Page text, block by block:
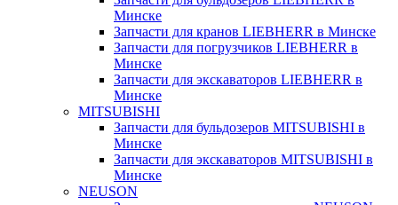
Минске
Запчасти для кранов LIEBHERR в Минске
Запчасти для погрузчиков LIEBHERR в
Минске
Запчасти для экскаваторов LIEBHERR в
Минске
MITSUBISHI
Запчасти для бульдозеров MITSUBISHI в
Минске
Запчасти для экскаваторов MITSUBISHI в
Минске
NEUSON